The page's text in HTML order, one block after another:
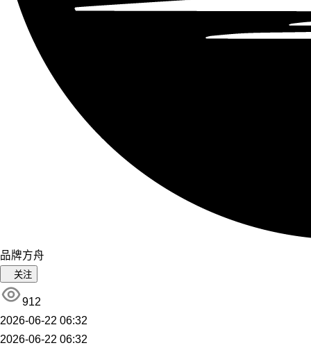
品牌方舟
关注
912
2026-06-22 06:32
2026-06-22 06:32